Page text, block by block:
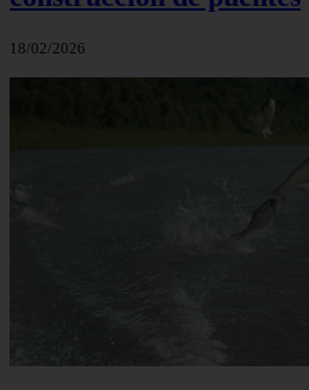
18/02/2026